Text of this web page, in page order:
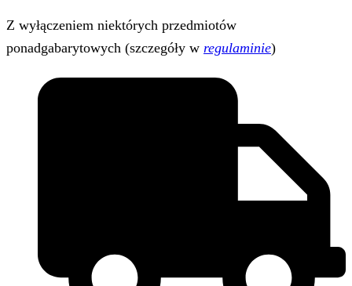
Z wyłączeniem niektórych przedmiotów
ponadgabarytowych (szczegóły w regulaminie)